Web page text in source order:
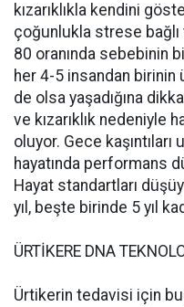
kızarıklıkla kendini
çoğunlukla strese
80 oranında sebebinin
her 4-5 insandan birinin
de olsa yaşadığına
ve kızarıklık nedeniyle
oluyor. Gece
hayatında performans
Hayat standartları
yıl, beşte birinde 5 yıl
ÜRTİKERE DNA
Ürtikerin tedavisi için